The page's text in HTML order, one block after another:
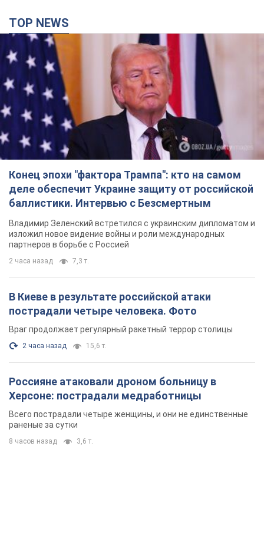
TOP NEWS
Конец эпохи "фактора Трампа": кто на самом
деле обеспечит Украине защиту от российской
баллистики. Интервью с Безсмертным
Владимир Зеленский встретился с украинским дипломатом и
изложил новое видение войны и роли международных
партнеров в борьбе с Россией
2 часа назад 7,3 т.
В Киеве в результате российской атаки
пострадали четыре человека. Фото
Враг продолжает регулярный ракетный террор столицы
2 часа назад 15,6 т.
Россияне атаковали дроном больницу в
Херсоне: пострадали медработницы
Всего пострадали четыре женщины, и они не единственные
раненые за сутки
8 часов назад 3,6 т.